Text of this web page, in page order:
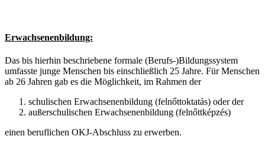
Erwachsenenbildung:
Das bis hierhin beschriebene formale (Berufs-)Bildungssystem
umfasste junge Menschen bis einschließlich 25 Jahre. Für Menschen
ab 26 Jahren gab es die Möglichkeit, im Rahmen der
schulischen Erwachsenenbildung (felnőttoktatás) oder der
außerschulischen Erwachsenenbildung (felnőttképzés)
einen beruflichen OKJ-Abschluss zu erwerben.